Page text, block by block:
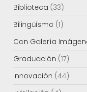
Biblioteca (33)
Bilingüismo (1)
Con Galería
Graduación (17)
Innovación (44)